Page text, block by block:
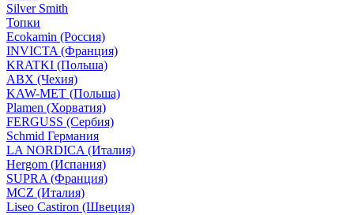
Silver Smith
Топки
Ecokamin (Россия)
INVICTA (Франция)
KRATKI (Польша)
ABX (Чехия)
KAW-MET (Польша)
Plamen (Хорватия)
FERGUSS (Сербия)
Schmid Германия
LA NORDICA (Италия)
Hergom (Испания)
SUPRA (Франция)
MCZ (Италия)
Liseo Castiron (Швеция)